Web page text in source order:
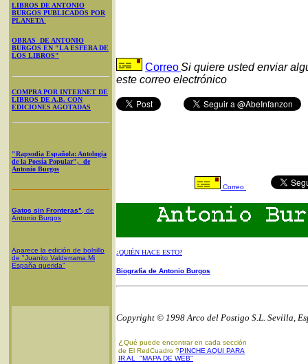
LIBROS DE ANTONIO
BURGOS PUBLICADOS POR
PLANETA
OBRAS DE ANTONIO
BURGOS EN "LA ESFERA DE
LOS LIBROS"
COMPRA POR INTERNET DE
LIBROS DE A.B. CON
EDICIONES AGOTADAS
"Rapsodia Española: Antología
de la Poesía Popular", de
Antonio Burgos
Gatos sin Fronteras" , de
Antonio Burgos
Aparece la edición de bolsillo
de "Juanito Valderrama:Mi
España querida"
CorreoSi quiere usted enviar
este correo electrónico
Correo
¿QUIÉN HACE ESTO?
Biografía de Antonio Burgos
Copyright © 1998 Arco del Postigo S.L. Sevilla,
¿ Qué puede encontrar en cada sección
de El RedCuadro ?PINCHE AQUI PARA
IR AL "MAPA DE WEB"